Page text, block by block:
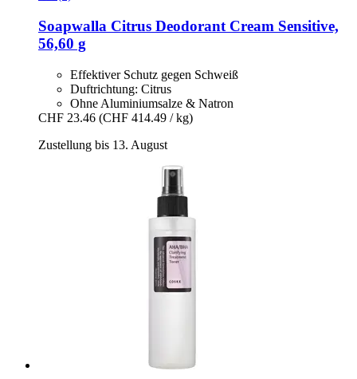
Soapwalla Citrus Deodorant Cream Sensitive,
56,60 g
Effektiver Schutz gegen Schweiß
Duftrichtung: Citrus
Ohne Aluminiumsalze & Natron
CHF 23.46 (CHF 414.49 / kg)
Zustellung bis 13. August